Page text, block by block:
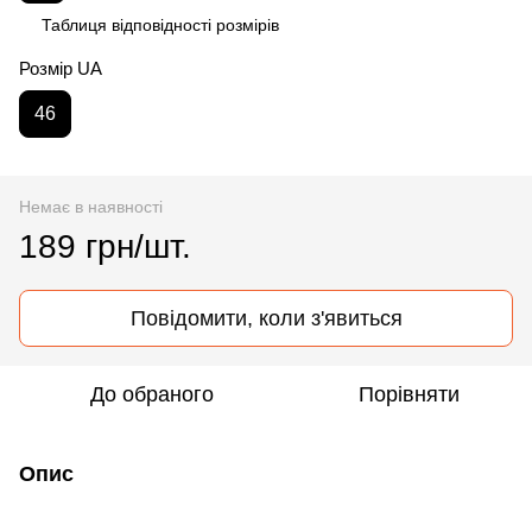
Таблиця відповідності розмірів
Розмір UA
46
Немає в наявності
189 грн/шт.
Повідомити, коли з'явиться
До обраного Порівняти
Опис